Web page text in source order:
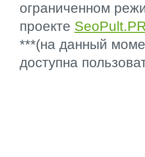
ограниченном
проекте
***(на данный
доступна